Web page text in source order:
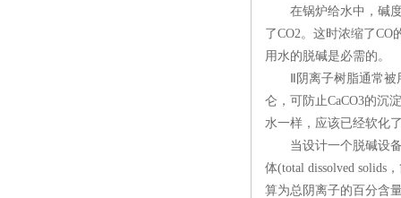
在锅炉给水中，碱度
了CO2。这时浓缩了
用水的脱碱是必需的。
Ⅱ阴离子树脂通常被用
仑，可防止CaCO3的沉
水一样，应该已经软化
当设计一个脱碱设备
体(total dissolved solids
算为总阴离子的百分含